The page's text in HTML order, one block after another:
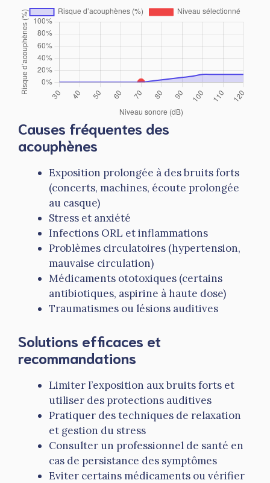
Causes fréquentes des
acouphènes
Exposition prolongée à des bruits forts
(concerts, machines, écoute prolongée
au casque)
Stress et anxiété
Infections ORL et inflammations
Problèmes circulatoires (hypertension,
mauvaise circulation)
Médicaments ototoxiques (certains
antibiotiques, aspirine à haute dose)
Traumatismes ou lésions auditives
Solutions efficaces et
recommandations
Limiter l’exposition aux bruits forts et
utiliser des protections auditives
Pratiquer des techniques de relaxation
et gestion du stress
Consulter un professionnel de santé en
cas de persistance des symptômes
Eviter certains médicaments ou vérifier